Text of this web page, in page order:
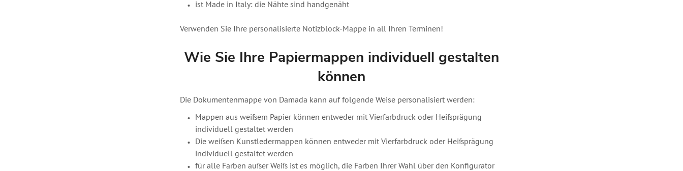
ist Made in Italy: die Nähte sind handgenäht
Verwenden Sie Ihre personalisierte Notizblock-Mappe in all Ihren Terminen!
Wie Sie Ihre Papiermappen individuell gestalten
können
Die Dokumentenmappe von Damada kann auf folgende Weise personalisiert werden:
Mappen aus weißem Papier können entweder mit Vierfarbdruck oder Heißprägung
individuell gestaltet werden
Die weißen Kunstledermappen können entweder mit Vierfarbdruck oder Heißprägung
individuell gestaltet werden
für alle Farben außer Weiß ist es möglich, die Farben Ihrer Wahl über den Konfigurator